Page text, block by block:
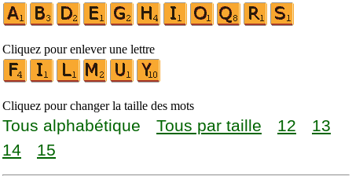
Cliquez pour enlever une lettre
Cliquez pour changer la taille des mots
Tous alphabétique Tous par taille 12
13
14
15